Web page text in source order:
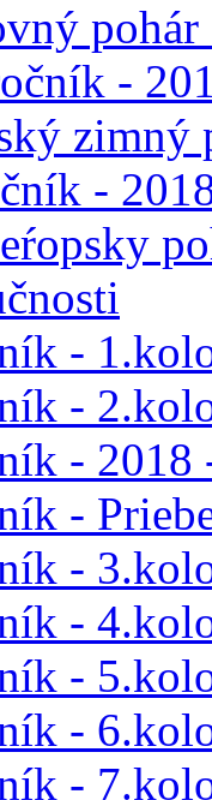
-
zimný
-
-
-
- 2018
-
-
-
-
-
-